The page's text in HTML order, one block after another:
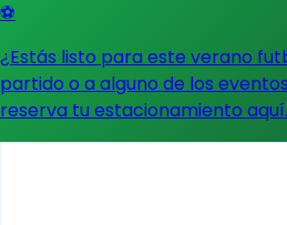
⚽
¿Estás listo para este verano
partido o a alguno de los
reserva tu estacionamiento aquí.